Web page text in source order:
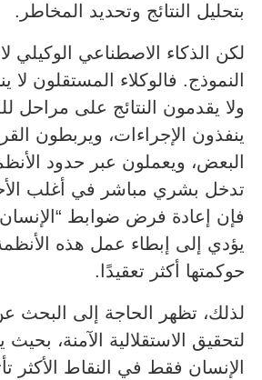
بتحليل النتائج وتحديد المخاطر.
لكن الذكاء الاصطناعي الوكيلي لا
النموذج. فالوكلاء المستقلون لا
ولا يقدمون النتائج على مراحل
ينفذون الإجراءات، ويربطون
البعض، ويعملون عبر حدود
تدخل بشري مباشر في أغلب
فإن إعادة فرض ضوابط
يؤدي إلى إبطاء عمل هذه
حوكمتها أكثر تعقيدًا.
لذلك، تظهر الحاجة إلى البحث
لتحقيق الاستقلالية الآمنة،
الإنسان فقط في النقاط الأكثر